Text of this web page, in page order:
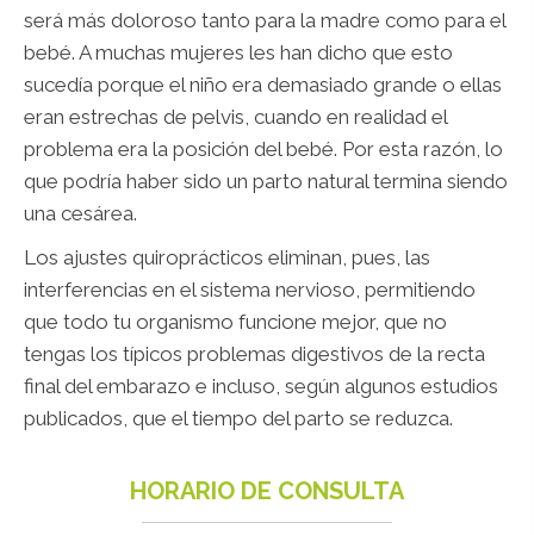
será más doloroso tanto para la madre como para el
bebé. A muchas mujeres les han dicho que esto
sucedía porque el niño era demasiado grande o ellas
eran estrechas de pelvis, cuando en realidad el
problema era la posición del bebé. Por esta razón, lo
que podría haber sido un parto natural termina siendo
una cesárea.
Los ajustes quiroprácticos eliminan, pues, las
interferencias en el sistema nervioso, permitiendo
que todo tu organismo funcione mejor, que no
tengas los típicos problemas digestivos de la recta
final del embarazo e incluso, según algunos estudios
publicados, que el tiempo del parto se reduzca.
HORARIO DE CONSULTA